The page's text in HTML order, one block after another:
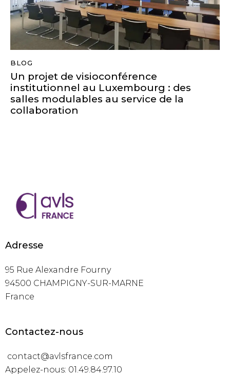
BLOG
Un projet de visioconférence
institutionnel au Luxembourg : des
salles modulables au service de la
collaboration
Adresse
95 Rue Alexandre Fourny
94500 CHAMPIGNY-SUR-MARNE
France
Contactez-nous
contact@avlsfrance.com
Appelez-nous: 01.49.84.97.10